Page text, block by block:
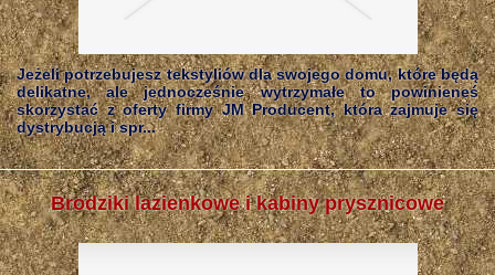
Jeżeli potrzebujesz tekstyliów dla swojego domu, które będą
delikatne, ale jednocześnie wytrzymałe to powinieneś
skorzystać z oferty firmy JM Producent, która zajmuje się
dystrybucją i spr...
Brodziki lazienkowe i kabiny prysznicowe